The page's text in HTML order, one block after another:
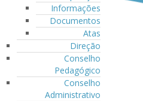
Informações
Documentos
Atas
Direção
Conselho
Pedagógico
Conselho
Administrativo